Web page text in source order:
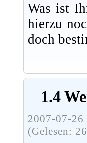
Was ist
hierzu
doch
1.4
2007-07-
(Gelesen: